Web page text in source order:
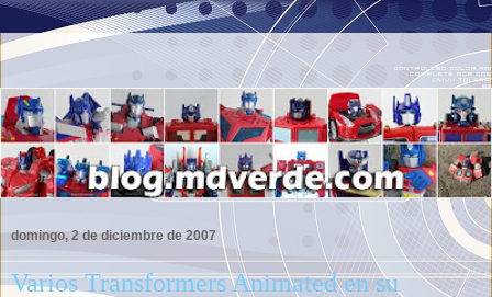
domingo, 2 de diciembre de 2007
Varios Transformers Animated en su